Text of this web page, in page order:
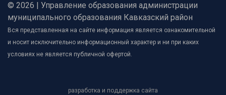
© 2026 | Управление образования администрации
муниципального образования Кавказский район
Вся представленная на сайте информация является ознакомительной
и носит исключительно информационный характер и ни при каких
условиях не является публичной офертой.
разработка и поддержка сайта